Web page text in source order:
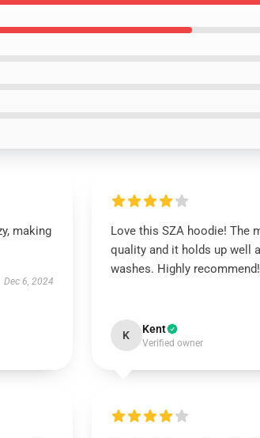
making
Dec 6, 2024
Love this SZA hoodie! The
quality and it holds up well
washes. Highly recommend!
K Kent
Verified owner